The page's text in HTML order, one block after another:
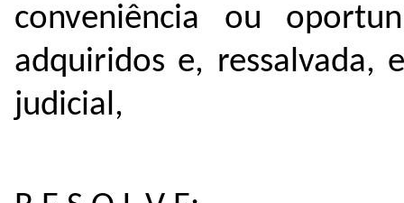
conveniência ou
adquiridos e, ressalvada,
judicial,